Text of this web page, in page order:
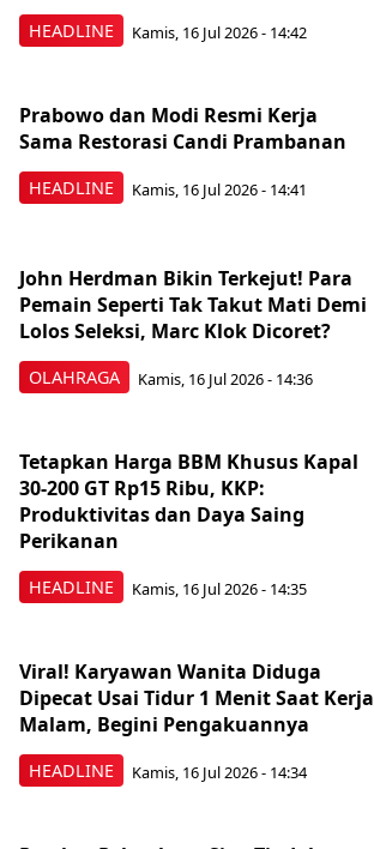
HEADLINE Kamis, 16 Jul 2026 - 14:42
HEADLINE
Prabowo dan Modi Resmi Kerja
Sama Restorasi Candi Prambanan
Kamis, 16 Jul 2026 - 14:41
OLAHRAGA
John Herdman Bikin Terkejut! Para
Pemain Seperti Tak Takut Mati Demi
Lolos Seleksi, Marc Klok Dicoret?
Kamis, 16 Jul 2026 - 14:36
HEADLINE
Tetapkan Harga BBM Khusus Kapal
30-200 GT Rp15 Ribu, KKP:
Produktivitas dan Daya Saing
Perikanan
Kamis, 16 Jul 2026 - 14:35
HEADLINE
Viral! Karyawan Wanita Diduga
Dipecat Usai Tidur 1 Menit Saat Kerja
Malam, Begini Pengakuannya
Kamis, 16 Jul 2026 - 14:34